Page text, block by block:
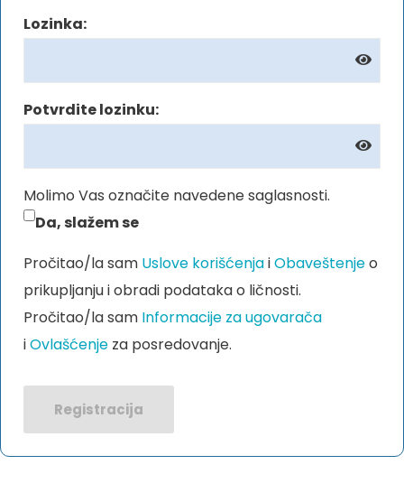
Lozinka:
Potvrdite lozinku:
Molimo Vas označite navedene saglasnosti.
Da, slažem se
Pročitao/la sam Uslove korišćenjaiObaveštenjeo
prikupljanju i obradi podataka o ličnosti.
Pročitao/la sam Informacije za ugovarača
iOvlašćenje za posredovanje.
Registracija